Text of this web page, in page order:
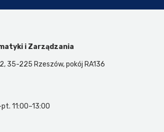
i Zarządzania
35-225 Rzeszów, pokój RA136
11:00–13:00